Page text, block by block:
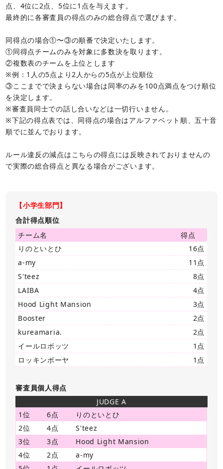
点、4位に2点、5位に1点を与えます。
最終的に各審査員の得点のみの総合得点で選びます。
同得点の場合①〜③の順番で決定いたします。
①同得点チームのみを対象に多数決を取ります。
②複数表のチームを上位とします
※例：1人の5点より2人からの5点が上位順位
③ここまでで決まらない場合は同率のみを100点満点をつけ順位
を決定します。
※審査員同士での話し合いなどは一切行いません。
※下記の得点表では、同得点の場合はアルファベット順、五十音
順でに並んでおります。
ルール違反の減点はこちらの得点には反映されておりませんの
で実際の総合得点と異なる場合がございます。
【小学生部門】
合計得点順位
チーム名
得点
りのといとひ
16点
a-my
11点
S'teez
8点
LAIBA
4点
Hood Light Mansion
3点
Booster
2点
kureamaria.
2点
イールロボッツ
1点
ロッキンボーヤ
1点
審査員個人得点
JUDGE A
1位
6点
りのといとひ
2位
4点
S'teez
3位
3点
Hood Light Mansion
4位
2点
a-my